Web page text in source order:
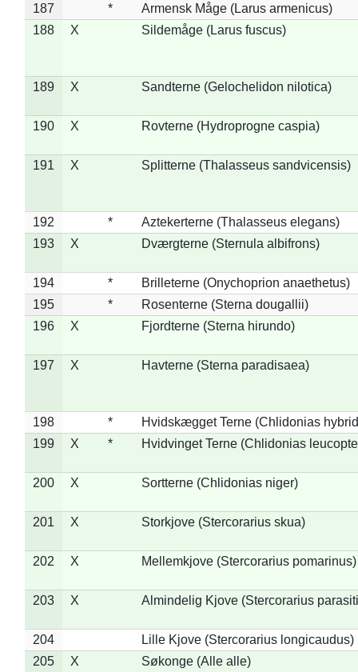
187
*
Armensk Måge (Larus armenicus)
188
X Sildemåge (Larus fuscus)
189 X Sandterne (Gelochelidon nilotica)
190 X Rovterne (Hydroprogne caspia)
191 X Splitterne (Thalasseus sandvicensis)
192 *
Aztekerterne (Thalasseus elegans)
193
X Dværgterne (Sternula albifrons)
194 *
Brilleterne (Onychoprion anaethetus)
195
*
Rosenterne (Sterna dougallii)
196
X Fjordterne (Sterna hirundo)
197 X Havterne (Sterna paradisaea)
198 *
Hvidskægget Terne (Chlidonias
199
X * Hvidvinget Terne (Chlidonias
200 X Sortterne (Chlidonias niger)
201 X Storkjove (Stercorarius skua)
202 X Mellemkjove (Stercorarius pomarinus)
203 X Almindelig Kjove (Stercorarius
204
Lille Kjove (Stercorarius longicaudus)
205
X Søkonge (Alle alle)